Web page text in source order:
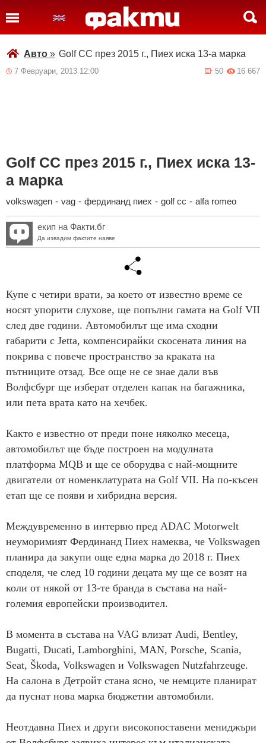
Авто » Golf CC през 2015 г., Пиех иска 13-а марка
7 Февруари, 2013 12:00 16 667
50
Golf CC през 2015 г., Пиех иска 13-
а марка
volkswagen - vag - фердинанд пиех - golf cc - alfa romeo
екип на Факти.бг
Да извадим фактите наяве
Купе с четири врати, за което от известно време се
носят упорити слухове, ще попълни гамата на Golf VII
след две години. Автомобилът ще има сходни
габарити с Jetta, компенсирайки скосената линия на
покрива с повече пространство за краката на
пътниците отзад. Все още не се знае дали във
Волфсбург ще изберат отделен капак на багажника,
или пета врата като на хечбек.
Както е известно от преди поне няколко месеца,
автомобилът ще бъде построен на модулната
платформа MQB и ще се оборудва с най-мощните
двигатели от номенклатурата на Golf VII. На по-късен
етап ще се появи и хибридна версия.
Междувременно в интервю пред ADAC Motorwelt
неуморимият Фердинанд Пиех намеква, че Volkswagen
планира да закупи още една марка до 2018 г. Пиех
споделя, че след 10 години децата му ще се возят на
коли от някой от 13-те бранда в състава на най-
големия европейски производител.
В момента в състава на VAG влизат Audi, Bentley,
Bugatti, Ducati, Lamborghini, MAN, Porsche, Scania,
Seat, Škoda, Volkswagen и Volkswagen Nutzfahrzeuge.
На салона в Детройт стана ясно, че немците планират
да пуснат нова марка бюджетни автомобили.
Неотдавна Пиех и други високопоставени мениджъри